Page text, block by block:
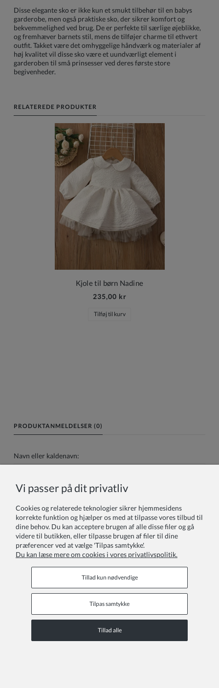
Disse elegante sko er ikke kun et smukt tilbehør til en babys
garderobe, men også praktiske sko, der sikrer komfort og
bekvemmelighed ved brug. De er perfekte til særlige øjeblikke,
og fremhæver barnets stil, mens de tilføjer charme til ethvert
outfit. Takket være det omhyggelige håndværk og materialer af
høj kvalitet vil disse sko være et uundværligt element i
garderoben til små prinsesser ved deres første store
begivenheder.
RELATEREDE PRODUKTER
Kjole til børn Nadine
235,00 kr
Tilføj til kurv
PRODUKTANMELDELSER (0)
Navn eller kaldenavn:
Din anmeldelse:
Vi passer på dit privatliv
Cookies og relaterede teknologier sikrer hjemmesidens
korrekte funktion og hjælper os med at tilpasse vores tilbud til
dine behov. Du kan acceptere brugen af alle disse filer og gå
videre til butikken, eller tilpasse brugen af filer til dine
præferencer ved at vælge 'Tilpas samtykke'.
Du kan læse mere om cookies i vores privatlivspolitik.
Tillad kun nødvendige
Tilpas samtykke
Tillad alle